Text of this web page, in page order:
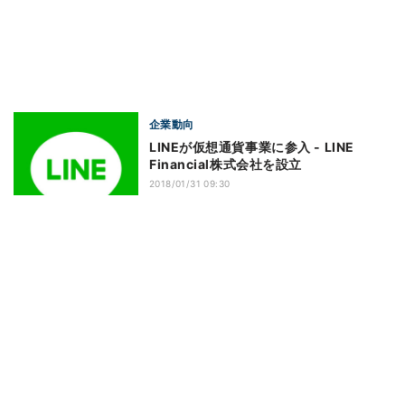
企業動向
LINEが仮想通貨事業に参入 - LINE
Financial株式会社を設立
2018/01/31 09:30